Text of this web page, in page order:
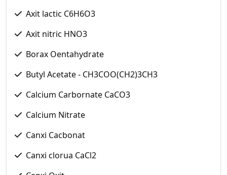
Axit lactic C6H6O3
Axit nitric HNO3
Borax Oentahydrate
Butyl Acetate - CH3COO(CH2)3CH3
Calcium Carbornate CaCO3
Calcium Nitrate
Canxi Cacbonat
Canxi clorua CaCl2